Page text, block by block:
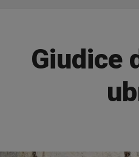
Giudice